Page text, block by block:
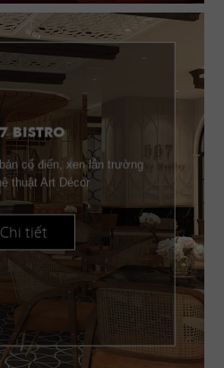
BISTRO
cổ điển, xen lẫn trường
thuật Art Décor
Chi tiết